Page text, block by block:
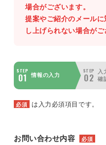
場合がございます。
提案やご紹介のメール
し上げられない場合がご
STEP
01 情報の入力
STEP
02
入
確
必須 は入力必須項目です。
お問い合わせ内容 必須